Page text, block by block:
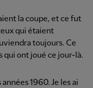
la coupe, et ce fut
qui étaient
toujours. Ce
qui ont joué ce jour-là.
1960. Je les ai